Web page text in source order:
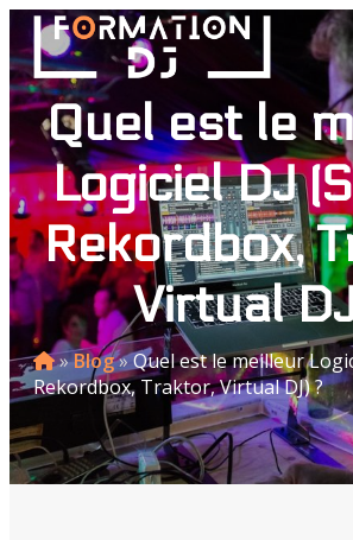
Quel est le
Logiciel DJ
Rekordbox,
Virtual
»Blog»Quel est le meilleur
Rekordbox, Traktor, Virtual DJ) ?